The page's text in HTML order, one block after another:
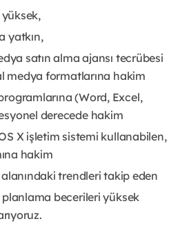
yatkın,
satın alma ajansı tecrübesi
medya formatlarına hakim
(Word, Excel,
derecede hakim
X işletim sistemi kullanabilen,
hakim
trendleri takip eden
becerileri yüksek